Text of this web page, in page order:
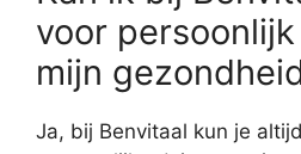
voor
mijn
Ja, bij Benvitaal kun je